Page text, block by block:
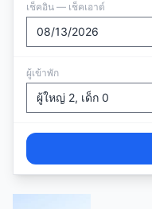
เช็คอิน — เช็คเอาต์
ผู้เข้าพัก